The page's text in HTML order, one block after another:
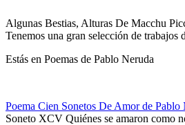
Algunas Bestias, Alturas De Macchu
Tenemos una gran selección de trabajos
Estás en Poemas de Pablo Neruda
Poema Cien Sonetos De Amor de Pablo
Soneto XCV Quiénes se amaron como